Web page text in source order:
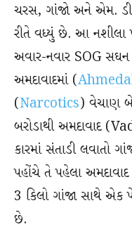
ચરસ, ગાંજો અને એમ.
રીતે વધ્યું છે. આ નશીલા
અવાર-નવાર SOG સઘન
અમદાવાદમાં (
(Narcotics) વેચાણ
બરોડાથી અમદાવાદ
કારમાં સંતાડી લવાતો
પહોંચે તે પહેલા
3 કિલો ગાંજા સાથે
છે.